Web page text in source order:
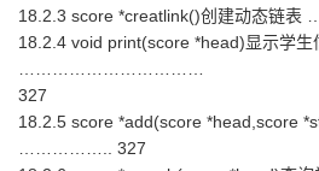
18.2.3 score *creatlink()创建动态链表
18.2.4 void print(score *head)显示学生
327
18.2.5 score *add(score *head,score
…………….. 327